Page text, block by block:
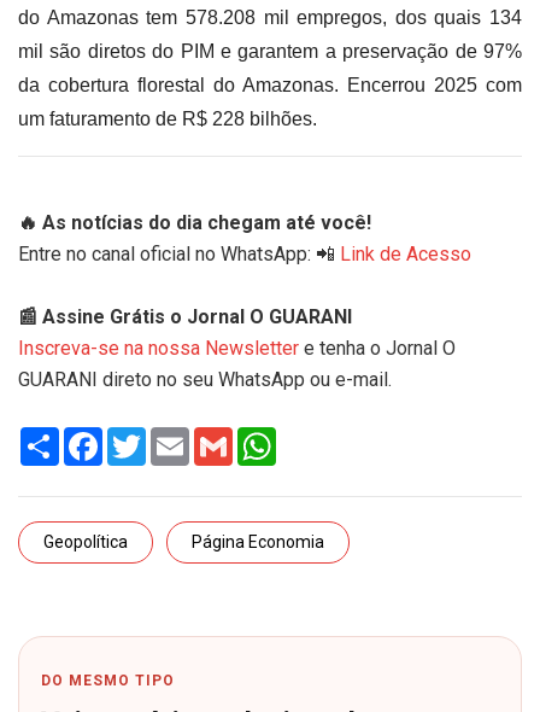
do Amazonas tem 578.208 mil empregos, dos quais 134
mil são diretos do PIM e garantem a preservação de 97%
da cobertura florestal do Amazonas. Encerrou 2025 com
um faturamento de R$ 228 bilhões.
🔥 As notícias do dia chegam até você!
Entre no canal oficial no WhatsApp: 📲 Link de Acesso
📰 Assine Grátis o Jornal O GUARANI
Inscreva-se na nossa Newsletter e tenha o Jornal O
GUARANI direto no seu WhatsApp ou e-mail.
Share Facebook
TwitterEmail Gmail
Geopolítica Página Economia
DO MESMO TIPO